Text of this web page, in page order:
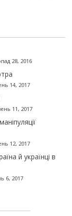
28, 2016
14, 2017
11, 2017
12, 2017
й українці в
6, 2017